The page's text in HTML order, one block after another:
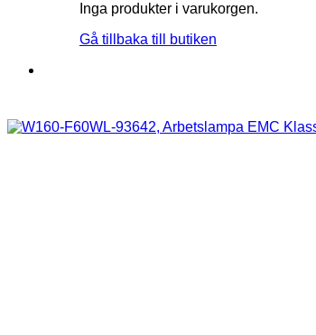
Inga produkter i varukorgen.
Gå tillbaka till butiken